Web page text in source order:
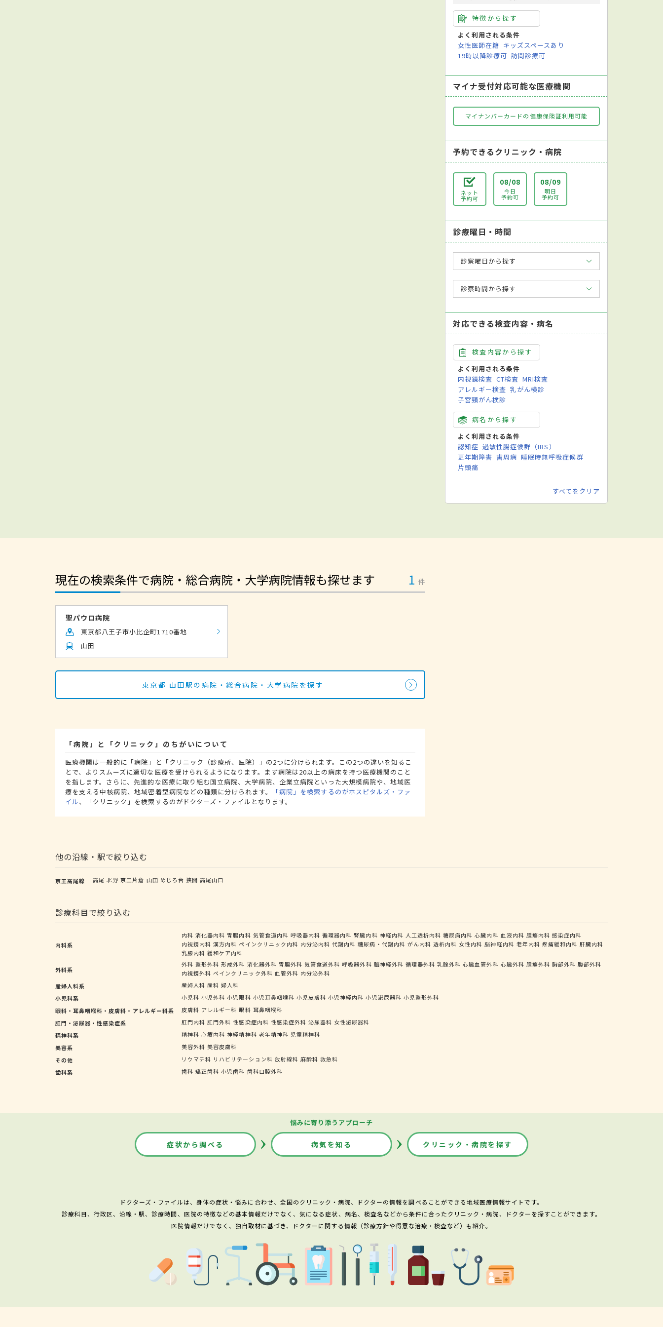
特徴から探す
よく利用される条件
女性医師在籍 キッズスペースあり
19時以降診療可 訪問診療可
マイナ受付対応可能な医療機関
マイナンバーカードの健康保険証利用可能
予約できるクリニック・病院
ネット
予約可
08/08
今日
予約可
08/09
明日
予約可
診療曜日・時間
診察曜日から探す
診察時間から探す
対応できる検査内容・病名
検査内容から探す
よく利用される条件
内視鏡検査 CT検査 MRI検査
アレルギー検査 乳がん検診
子宮頸がん検診
病名から探す
よく利用される条件
認知症 過敏性腸症候群（IBS）
更年期障害 歯周病 睡眠時無呼吸症候群
片頭痛
すべてをクリア
現在の検索条件で病院・総合病院・大学病院情報も探せます 1 件
聖パウロ病院
東京都八王子市小比企町1710番地
山田
東京都 山田駅の病院・総合病院・大学病院を探す
「病院」と「クリニック」のちがいについて
医療機関は一般的に「病院」と「クリニック（診療所、医院）」の2つに分けられます。この2つの違いを知るこ
とで、よりスムーズに適切な医療を受けられるようになります。まず病院は20以上の病床を持つ医療機関のこと
を指します。さらに、先進的な医療に取り組む国立病院、大学病院、企業立病院といった大規模病院や、地域医
療を支える中核病院、地域密着型病院などの種類に分けられます。
「病院」を検索するのがホスピタルズ・ファ
イル、「クリニック」を検索するのがドクターズ・ファイルとなります。
他の沿線・駅で絞り込む
京王高尾線 高尾 北野 京王片倉 山田 めじろ台 狭間 高尾山口
診療科目で絞り込む
内科系
内科 消化器内科 胃腸内科 気管食道内科 呼吸器内科 循環器内科 腎臓内科 神経内科 人工透析内科 糖尿病内科 心臓内科 血液内科 腫瘍内科 感染症内科
内視鏡内科 漢方内科 ペインクリニック内科 内分泌内科 代謝内科 糖尿病・代謝内科 がん内科 透析内科 女性内科 脳神経内科 老年内科 疼痛緩和内科 肝臓内科
乳腺内科 緩和ケア内科
外科系
外科 整形外科 形成外科 消化器外科 胃腸外科 気管食道外科 呼吸器外科 脳神経外科 循環器外科 乳腺外科 心臓血管外科 心臓外科 腫瘍外科 胸部外科 腹部外科
内視鏡外科 ペインクリニック外科 血管外科 内分泌外科
産婦人科系
産婦人科 産科 婦人科
小児科系
小児科 小児外科 小児眼科 小児耳鼻咽喉科 小児皮膚科 小児神経内科 小児泌尿器科 小児整形外科
眼科・耳鼻咽喉科・皮膚科・アレルギー科系
皮膚科 アレルギー科 眼科 耳鼻咽喉科
肛門・泌尿器・性感染症系
肛門内科 肛門外科 性感染症内科 性感染症外科 泌尿器科 女性泌尿器科
精神科系
精神科 心療内科 神経精神科 老年精神科 児童精神科
美容系
美容外科 美容皮膚科
その他
リウマチ科 リハビリテーション科 放射線科 麻酔科 救急科
歯科系
歯科 矯正歯科 小児歯科 歯科口腔外科
悩みに寄り添うアプローチ
症状から調べる 病気を知る クリニック・病院を探す
ドクターズ・ファイルは、身体の症状・悩みに合わせ、全国のクリニック・病院、ドクターの情報を調べることができる地域医療情報サイトです。
診療科目、行政区、沿線・駅、診療時間、医院の特徴などの基本情報だけでなく、気になる症状、病名、検査名などから条件に合ったクリニック・病院、ドクターを探すことができます。
医院情報だけでなく、独自取材に基づき、ドクターに関する情報（診療方針や得意な治療・検査など）も紹介。